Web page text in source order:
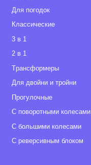
Для погодок
Классические
3 в 1
2 в 1
Tрансформеры
Для двойни и тройни
Прогулочные
С поворотными колесами
С большими колесами
С реверсивным блоком